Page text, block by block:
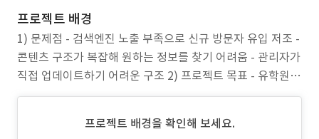
프로젝트 배경
1) 문제점 - 검색엔진 노출 부족으로 신규 방문자 유입 저조 -
콘텐츠 구조가 복잡해 원하는 정보를 찾기 어려움 - 관리자가
직접 업데이트하기 어려운 구조 2) 프로젝트 목표 - 유학원
정보 전달에 특화된 직관적 홈페이지 제작 - SEO 최적화로
클라이언트가 직접 홈페이지 운영을 통해 빠른 정보 전달 3)
프로젝트 배경을 확인해 보세요.